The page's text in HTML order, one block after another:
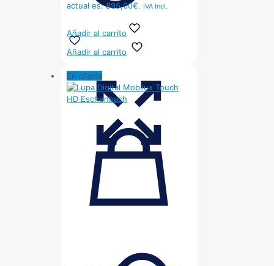
actual es: 895,00€. IVA Incl.
Añadir al carrito
Añadir al carrito
En oferta